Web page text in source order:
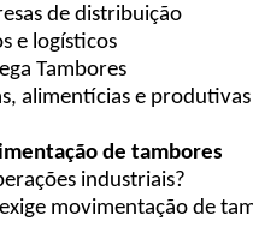
de distribuição
e logísticos
Tambores
alimentícias e produtivas
de tambores
industriais?
movimentação de